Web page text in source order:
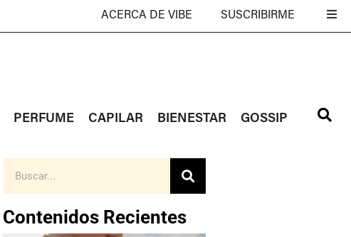
ACERCA DE VIBE SUSCRIBIRME
PERFUME CAPILAR BIENESTAR GOSSIP
Contenidos Recientes